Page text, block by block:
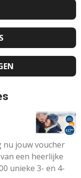
nu jouw voucher
een heerlijke
unieke 3- en 4-